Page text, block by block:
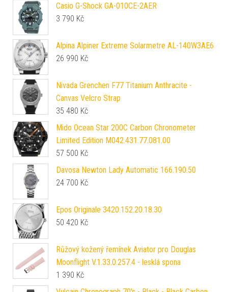
Casio G-Shock GA-010CE-2AER
3 790 Kč
Alpina Alpiner Extreme Solarmetre AL-140W3AE6
26 990 Kč
Nivada Grenchen F77 Titanium Anthracite -
Canvas Velcro Strap
35 480 Kč
Mido Ocean Star 200C Carbon Chronometer
Limited Edition M042.431.77.081.00
57 500 Kč
Davosa Newton Lady Automatic 166.190.50
24 700 Kč
Epos Originale 3420.152.20.18.30
50 420 Kč
Růžový kožený řemínek Aviator pro Douglas
Moonflight V.1.33.0.257.4 - lesklá spona
1 390 Kč